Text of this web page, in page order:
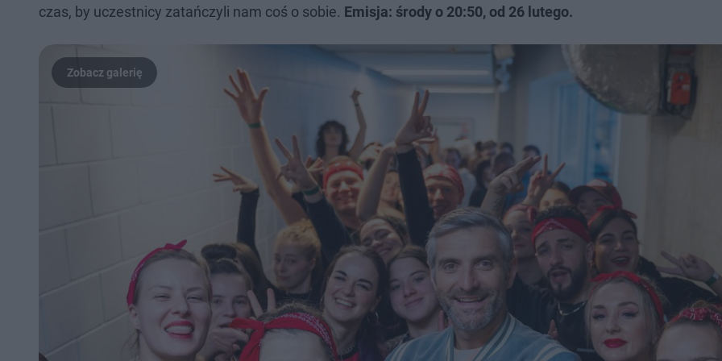
czas, by uczestnicy zatańczyli nam coś o sobie. Emisja: środy o 20:50, od 26 lutego.